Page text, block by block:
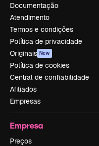
Documentação
Atendimento
Termos e condições
Política de privacidade
Originais New
Política de cookies
Central de confiabilidade
Afiliados
Empresas
Empresa
Preços